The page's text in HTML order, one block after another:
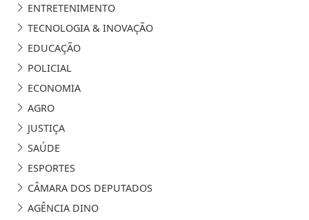
ENTRETENIMENTO
TECNOLOGIA & INOVAÇÃO
EDUCAÇÃO
POLICIAL
ECONOMIA
AGRO
JUSTIÇA
SAÚDE
ESPORTES
CÂMARA DOS DEPUTADOS
AGÊNCIA DINO